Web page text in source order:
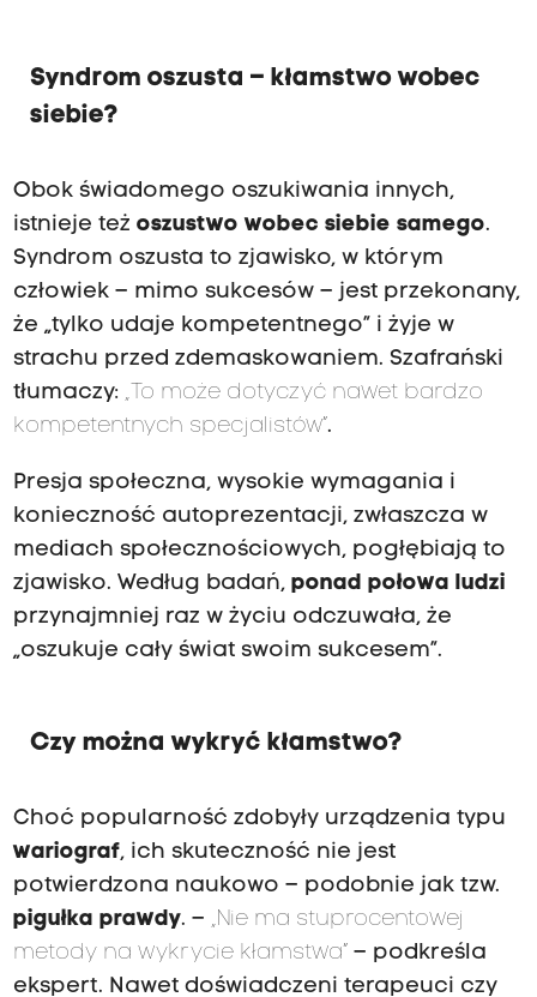
Syndrom oszusta – kłamstwo wobec
siebie?
Obok świadomego oszukiwania innych,
istnieje też oszustwo wobec siebie samego.
Syndrom oszusta to zjawisko, w którym
człowiek – mimo sukcesów – jest przekonany,
że „tylko udaje kompetentnego” i żyje w
strachu przed zdemaskowaniem. Szafrański
tłumaczy: „To może dotyczyć nawet bardzo
kompetentnych specjalistów”.
Presja społeczna, wysokie wymagania i
konieczność autoprezentacji, zwłaszcza w
mediach społecznościowych, pogłębiają to
zjawisko. Według badań, ponad połowa ludzi
przynajmniej raz w życiu odczuwała, że
„oszukuje cały świat swoim sukcesem”.
Czy można wykryć kłamstwo?
Choć popularność zdobyły urządzenia typu
wariograf, ich skuteczność nie jest
potwierdzona naukowo – podobnie jak tzw.
pigułka prawdy. – „Nie ma stuprocentowej
metody na wykrycie kłamstwa”– podkreśla
ekspert. Nawet doświadczeni terapeuci czy